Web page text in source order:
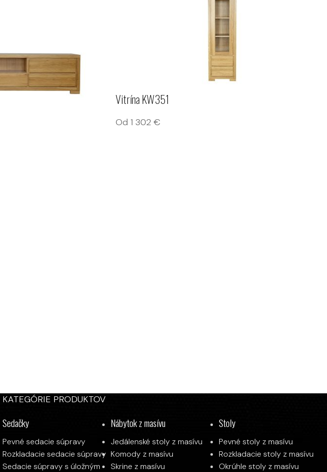
Vitrína KW351
Od 1 302 €
KATEGÓRIE PRODUKTOV
Sedačky
Pevné sedacie súpravy
Rozkladacie sedacie súpravy
Sedacie súpravy s úložným
Nábytok z masívu
Jedálenské stoly z masívu
Komody z masívu
Skrine z masívu
Stoly
Pevné stoly z masívu
Rozkladacie stoly z masívu
Okrúhle stoly z masívu